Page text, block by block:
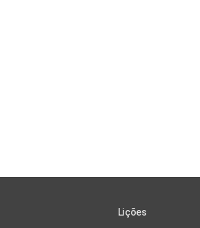
Lições